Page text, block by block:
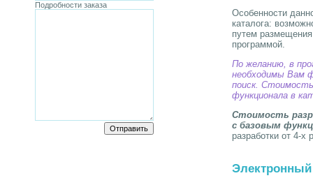
Подробности заказа
Особенности
каталога:
путем
программой.
По желанию, в
необходимы Вам
поиск. Стоимость
функционала в
Стоимость
с базовым
разработки от 4-х
Электронный